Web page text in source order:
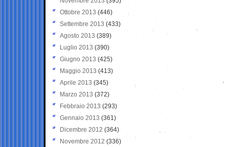
Ottobre 2013 (446)
Settembre 2013 (433)
Agosto 2013 (389)
Luglio 2013 (390)
Giugno 2013 (425)
Maggio 2013 (413)
Aprile 2013 (345)
Marzo 2013 (372)
Febbraio 2013 (293)
Gennaio 2013 (361)
Dicembre 2012 (364)
Novembre 2012 (336)